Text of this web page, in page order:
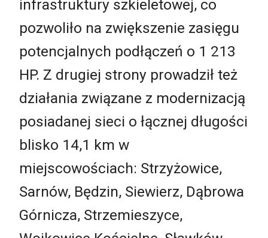
infrastruktury szkieletowej, co
pozwoliło na zwiększenie zasięgu
potencjalnych podłączeń o 1 213
HP. Z drugiej strony prowadził też
działania związane z modernizacją
posiadanej sieci o łącznej długości
blisko 14,1 km w
miejscowościach: Strzyżowice,
Sarnów, Będzin, Siewierz, Dąbrowa
Górnicza, Strzemieszyce,